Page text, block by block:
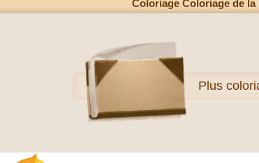
Coloriage Coloriage de
Plus